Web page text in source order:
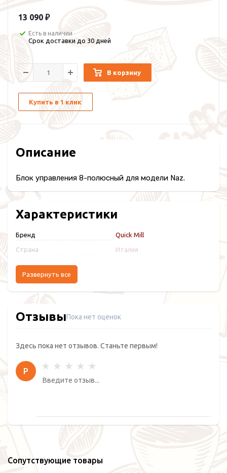
13 090 ₽
Есть в наличии
Срок доставки до 30 дней
В корзину
Купить в 1 клик
Описание
Блок управления 8-полюсный для модели Naz.
Характеристики
Бренд Quick Mill
Страна Италия
Развернуть все
ОтзывыПока нет оценок
Здесь пока нет отзывов. Станьте первым!
Р
Сопутствующие товары